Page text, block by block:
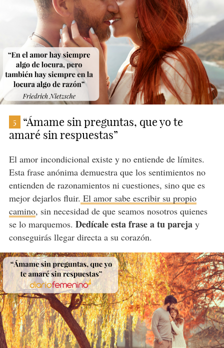
5
“Ámame sin preguntas, que yo te
amaré sin respuestas”
El amor incondicional existe y no entiende de límites.
Esta frase anónima demuestra que los sentimientos no
entienden de razonamientos ni cuestiones, sino que es
mejor dejarlos fluir. El amor sabe escribir su propio
camino, sin necesidad de que seamos nosotros quienes
se lo marquemos. Dedícale esta frase a tu parejay
conseguirás llegar directa a su corazón.